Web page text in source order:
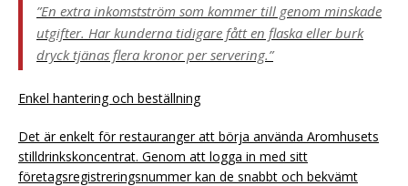
”En extra inkomstström som kommer till genom minskade
utgifter. Har kunderna tidigare fått en flaska eller burk
dryck tjänas flera kronor per servering.”
Enkel hantering och beställning
Det är enkelt för restauranger att börja använda Aromhusets
stilldrinkskoncentrat. Genom att logga in med sitt
företagsregistreringsnummer kan de snabbt och bekvämt